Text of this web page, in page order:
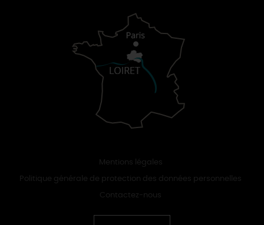
Mentions légales
Politique générale de protection des données personnelles
Contactez-nous